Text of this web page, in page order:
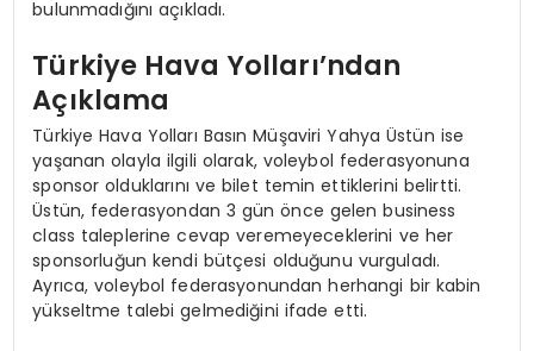
bulunmadığını açıkladı.
Türkiye Hava Yolları’ndan
Açıklama
Türkiye Hava Yolları Basın Müşaviri Yahya Üstün ise
yaşanan olayla ilgili olarak, voleybol federasyonuna
sponsor olduklarını ve bilet temin ettiklerini belirtti.
Üstün, federasyondan 3 gün önce gelen business
class taleplerine cevap veremeyeceklerini ve her
sponsorluğun kendi bütçesi olduğunu vurguladı.
Ayrıca, voleybol federasyonundan herhangi bir kabin
yükseltme talebi gelmediğini ifade etti.